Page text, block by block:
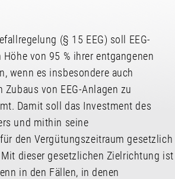
(§ 15 EEG) soll EEG-
von 95 % ihrer entgangenen
wenn es insbesondere auch
von EEG-Anlagen zu
Damit soll das Investment des
und mithin seine
den Vergütungszeitraum gesetzlich
dieser gesetzlichen Zielrichtung ist
in den Fällen, in denen